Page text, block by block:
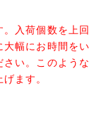
。入荷個数を上回
大幅にお時間をい
い。このような
ます。